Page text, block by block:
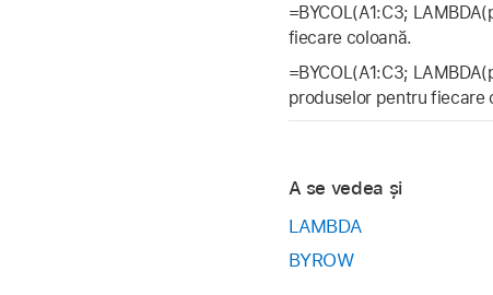
=BYCOL(A1:C3;
fiecare coloană.
=BYCOL(A1:C3;
produselor pentru fiecare
A se vedea și
LAMBDA
BYROW